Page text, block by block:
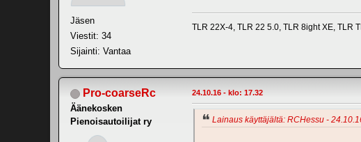
Jäsen
Viestit: 34
Sijainti: Vantaa
TLR 22X-4, TLR 22 5.0, TLR 8ight XE, TLR
Pro-coarseRc
Äänekosken
Pienoisautoilijat ry
24.10.16 - klo: 17.32
Lainaus käyttäjältä: RCHessu -